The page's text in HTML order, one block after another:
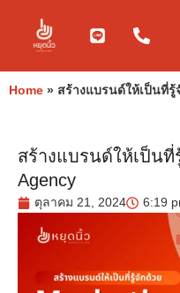
content
Home » สร้างแบรนด์ให้เป็นที่
สร้างแบรนด์ให้เป็นที่
Agency
ตุลาคม 21, 2024 6:19